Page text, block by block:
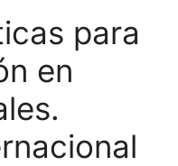
para
en